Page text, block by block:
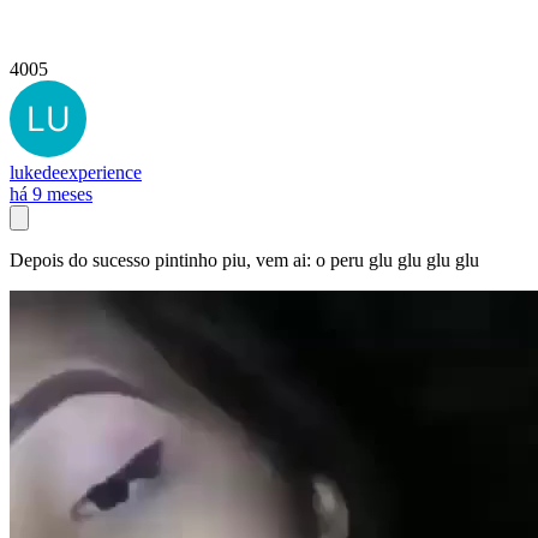
4005
lukedeexperience
há 9 meses
Depois do sucesso pintinho piu, vem ai: o peru glu glu glu glu